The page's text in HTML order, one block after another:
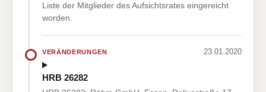
Liste der Mitglieder des Aufsichtsrates eingereicht
worden.
VERÄNDERUNGEN 23.01.2020
HRB 26282